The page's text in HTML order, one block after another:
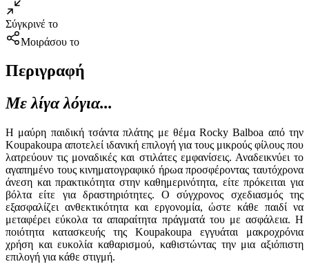
Σύγκρινέ το
Μοιράσου το
Περιγραφή
Με λίγα λόγια...
Η μαύρη παιδική τσάντα πλάτης με θέμα Rocky Balboa από την
Koupakoupa αποτελεί ιδανική επιλογή για τους μικρούς φίλους που
λατρεύουν τις μοναδικές και στιλάτες εμφανίσεις. Αναδεικνύει το
αγαπημένο τους κινηματογραφικό ήρωα προσφέροντας ταυτόχρονα
άνεση και πρακτικότητα στην καθημερινότητα, είτε πρόκειται για
βόλτα είτε για δραστηριότητες. Ο σύγχρονος σχεδιασμός της
εξασφαλίζει ανθεκτικότητα και εργονομία, ώστε κάθε παιδί να
μεταφέρει εύκολα τα απαραίτητα πράγματά του με ασφάλεια. Η
ποιότητα κατασκευής της Koupakoupa εγγυάται μακροχρόνια
χρήση και ευκολία καθαρισμού, καθιστώντας την μια αξιόπιστη
επιλογή για κάθε στιγμή.